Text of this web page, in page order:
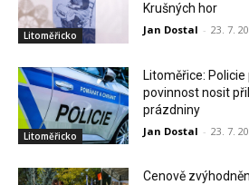
Litoměřicko
Krušných hor
Jan Dostal - 23. 7.
Litoměřicko
Litoměřice:
povinnost nosit
prázdniny
Jan Dostal - 23. 7.
Cenově